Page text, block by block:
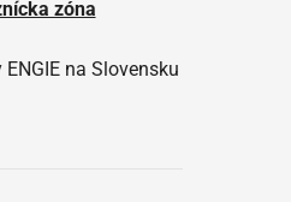
zóna
na Slovensku